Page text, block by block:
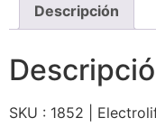
Descripción
SKU : 1852 |